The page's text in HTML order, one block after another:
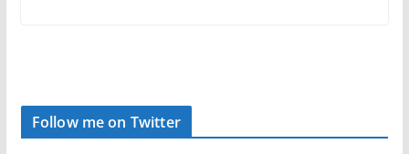
Follow me on Twitter